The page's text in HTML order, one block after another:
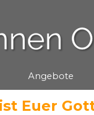
▼
Angebote
Euer